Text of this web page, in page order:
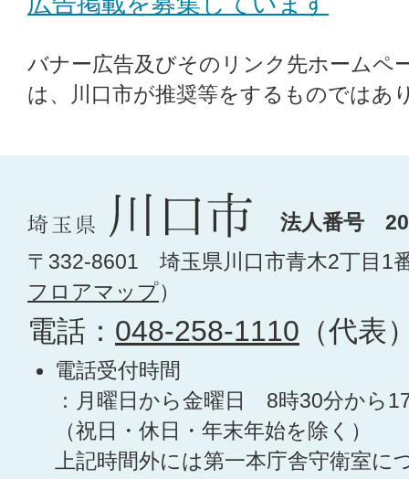
バナー広告及びそのリンク先ホームペ
は、川口市が推奨等をするものではあ
法人番号
〒332-8601 埼玉県川口市青木2丁目1
フロアマップ）
電話： 048-258-1110 （代表
電話受付時間
：月曜日から金曜日 8時30分から
（祝日・休日・年末年始を除く）
上記時間外には第一本庁舎守衛室に